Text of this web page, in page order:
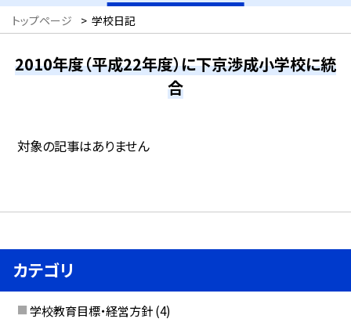
トップページ > 学校日記
2010年度（平成22年度）に下京渉成小学校に統
合
対象の記事はありません
カテゴリ
学校教育目標・経営方針 (4)